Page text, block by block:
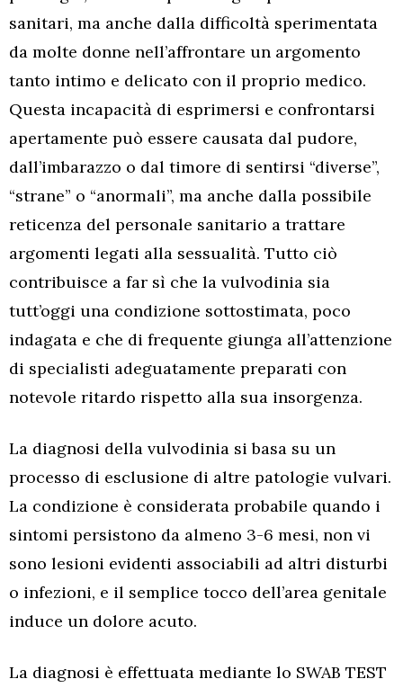
sanitari, ma anche dalla difficoltà sperimentata
da molte donne nell’affrontare un argomento
tanto intimo e delicato con il proprio medico.
Questa incapacità di esprimersi e confrontarsi
apertamente può essere causata dal pudore,
dall’imbarazzo o dal timore di sentirsi “diverse”,
“strane” o “anormali”, ma anche dalla possibile
reticenza del personale sanitario a trattare
argomenti legati alla sessualità. Tutto ciò
contribuisce a far sì che la vulvodinia sia
tutt’oggi una condizione sottostimata, poco
indagata e che di frequente giunga all’attenzione
di specialisti adeguatamente preparati con
notevole ritardo rispetto alla sua insorgenza.
La diagnosi della vulvodinia si basa su un
processo di esclusione di altre patologie vulvari.
La condizione è considerata probabile quando i
sintomi persistono da almeno 3-6 mesi, non vi
sono lesioni evidenti associabili ad altri disturbi
o infezioni, e il semplice tocco dell’area genitale
induce un dolore acuto.
La diagnosi è effettuata mediante lo SWAB TEST